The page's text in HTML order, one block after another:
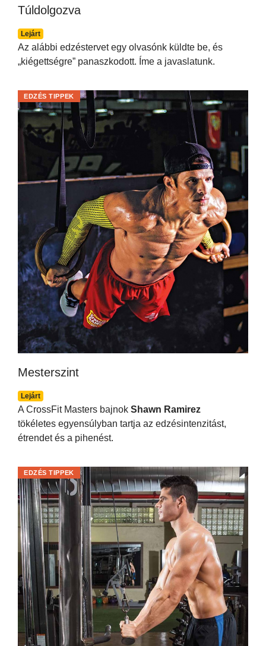
Túldolgozva
Lejárt
Az alábbi edzéstervet egy olvasónk küldte be, és
„kiégettségre” panaszkodott. Íme a javaslatunk.
Mesterszint
Lejárt
EDZÉS TIPPEK
A CrossFit Masters bajnok Shawn Ramirez
tökéletes egyensúlyban tartja az edzésintenzitást,
étrendet és a pihenést.
EDZÉS TIPPEK